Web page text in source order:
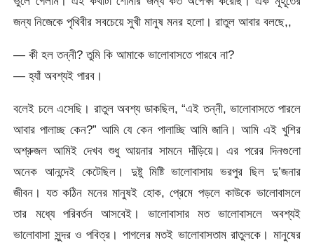
জন্য নিজেকে পৃথিবীর সবচেয়ে সুখী মানুষ মনর হলো। রাতুল আবার বলছে,,
— কী হল তন্নী? তুমি কি আমাকে ভালোবাসতে পারবে না?
— হ্যাঁ অবশ্যই পারব।
বলেই চলে এসেছি। রাতুল অবশ্য ডাকছিল, “এই তন্নী, ভালোবাসতে পারলে
আবার পালাচ্ছ কেন?” আমি যে কেন পালাচ্ছি আমি জানি। আমি এই খুশির
অশ্রুজল আমিই দেখব শুধু আয়নার সামনে দাঁড়িয়ে। এর পরের দিনগুলো
অনেক আনন্দেই কেটেছিল। দুষ্টু মিষ্টি ভালোবাসায় ভরপুর ছিল দু’জনার
জীবন। যত কঠিন মনের মানুষই হোক, প্রেমে পড়লে কাউকে ভালোবাসলে
তার মধ্যে পরিবর্তন আসবেই। ভালোবাসার মত ভালোবাসলে অবশ্যই
ভালোবাসা সুন্দর ও পবিত্র। পাগলের মতই ভালোবাসতাম রাতুলকে। মানুষের